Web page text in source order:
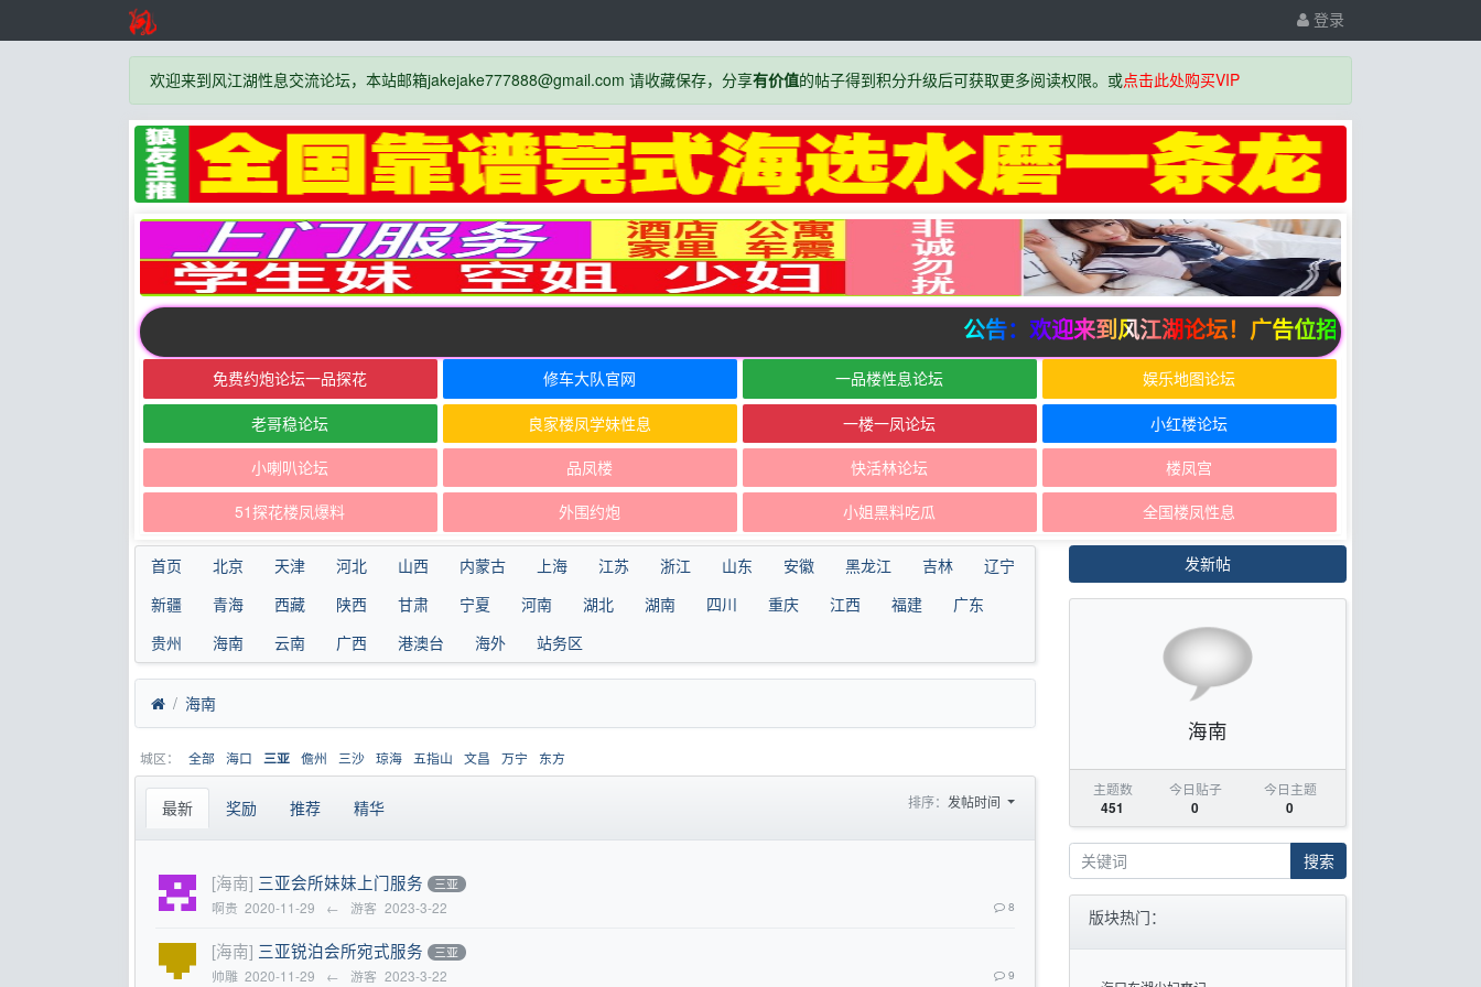
登录
欢迎来到风江湖性息交流论坛，本站邮箱jakejake777888@gmail.com 请收藏保存，分享有价值的帖子得到积分升级后可获取更多阅读权限。或点击此处购买VIP
公告：欢迎来到风江湖论坛！广告位招商中
免费约炮论坛一品探花 修车大队官网 一品楼性息论坛 娱乐地图论坛
老哥稳论坛 良家楼凤学妹性息 一楼一凤论坛 小红楼论坛
小喇叭论坛 品凤楼 快活林论坛 楼凤宫
51探花楼凤爆料 外围约炮 小姐黑料吃瓜 全国楼凤性息
首页 北京 天津 河北 山西 内蒙古 上海 江苏 浙江 山东 安徽 黑龙江 吉林
辽宁
新疆
青海 西藏 陕西 甘肃 宁夏 河南 湖北 湖南 四川 重庆 江西 福建
广东
贵州
海南 云南 广西 港澳台 海外 站务区
海南
城区： 全部 海口 三亚 儋州 三沙 琼海 五指山 文昌 万宁 东方
最新 奖励 推荐 精华 排序： 发帖时间
[海南] 三亚会所妹妹上门服务 三亚
啊贵 2020-11-29 ← 游客 2023-3-22 8
[海南] 三亚锐泊会所宛式服务 三亚
帅雕 2020-11-29 ← 游客 2023-3-22 9
发新帖
海南
主题数
451
今日贴子
0
今日主题
0
搜索
版块热门：